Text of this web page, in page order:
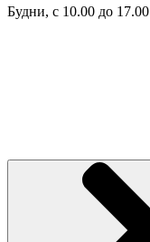
Будни, с 10.00 до 17.00